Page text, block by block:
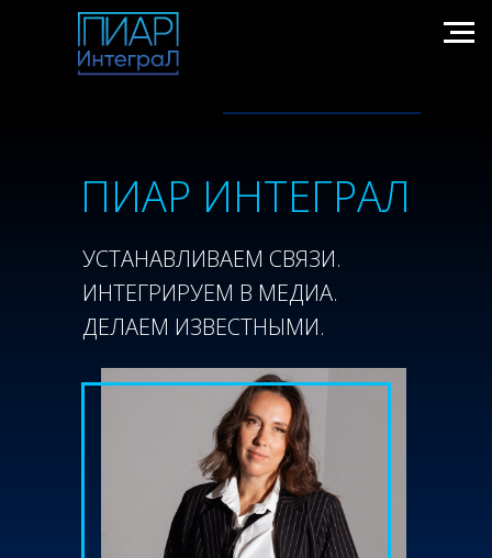
ПИАР ИНТЕГРАЛ
УСТАНАВЛИВАЕМ СВЯЗИ.
ИНТЕГРИРУЕМ В МЕДИА.
ДЕЛАЕМ ИЗВЕСТНЫМИ.